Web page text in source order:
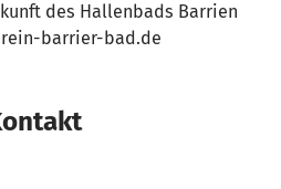
des Hallenbads Barrien
barrier-bad.de